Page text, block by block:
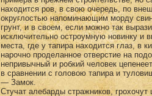
находится ров, в свою очередь, по
округлостью напоминаю­щим морду
грунт, и в своем, если можно так
исключительно остроумную новинку и
места, где у тапира находится глаз, в
нарочно проделанное отверстие на
непривычный и робкий человек
в сравнении с головою тапира и
— Замок.
Стучат алебарды стражников,